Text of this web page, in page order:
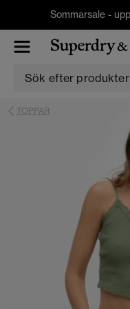
Sommarsale -
TOPPAR